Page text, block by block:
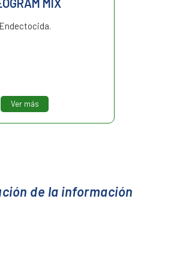
MIX
Endectocida.
Ver más
de la información